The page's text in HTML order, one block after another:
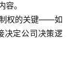
容。
制权的关键——如
决定公司决策逻